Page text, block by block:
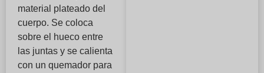
material plateado del
cuerpo. Se coloca
sobre el hueco entre
las juntas y se calienta
con un quemador para